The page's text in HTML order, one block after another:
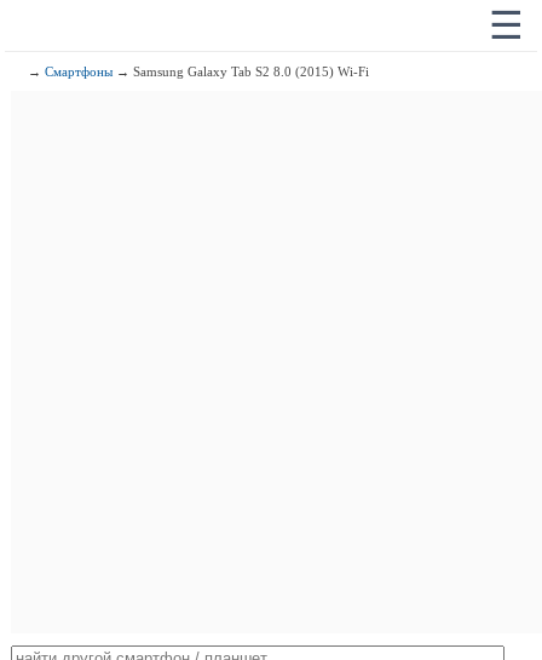
☰
→Смартфоны → Samsung Galaxy Tab S2 8.0 (2015) Wi-Fi